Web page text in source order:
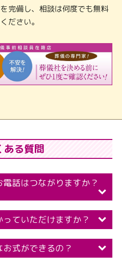
完備し、相談は何度でも無料
ださい。
ある質問
話はつながりますか？
ていただけますか？
式ができるの？